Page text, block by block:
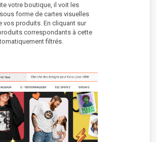
votre boutique, il voit les
forme de cartes visuelles
vos produits. En cliquant sur
correspondants à cette
filtrés.